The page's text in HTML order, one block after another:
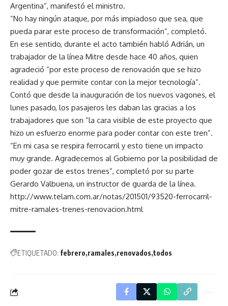
Argentina”, manifestó el ministro.
“No hay ningún ataque, por más impiadoso que sea, que
pueda parar este proceso de transformación”, completó.
En ese sentido, durante el acto también habló Adrián, un
trabajador de la línea Mitre desde hace 40 años, quien
agradeció “por este proceso de renovación que se hizo
realidad y que permite contar con la mejor tecnología”.
Contó que desde la inauguración de los nuevos vagones, el
lunes pasado, los pasajeros les daban las gracias a los
trabajadores que son “la cara visible de este proyecto que
hizo un esfuerzo enorme para poder contar con este tren”.
“En mi casa se respira ferrocarril y esto tiene un impacto
muy grande. Agradecemos al Gobierno por la posibilidad de
poder gozar de estos trenes”, completó por su parte
Gerardo Valbuena, un instructor de guarda de la línea.
http://www.telam.com.ar/notas/201501/93520-ferrocarril-
mitre-ramales-trenes-renovacion.html
ETIQUETADO: febrero ramales renovados todos